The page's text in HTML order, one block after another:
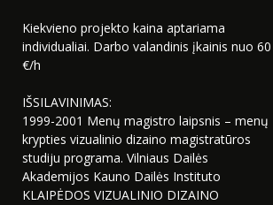
Kiekvieno projekto kaina aptariama
individualiai. Darbo valandinis įkainis nuo 60
€/h
IŠSILAVINIMAS:
1999-2001 Menų magistro laipsnis – menų
krypties vizualinio dizaino magistratūros
studiju programa. Vilniaus Dailės
Akademijos Kauno Dailės Instituto
KLAIPĖDOS VIZUALINIO DIZAINO